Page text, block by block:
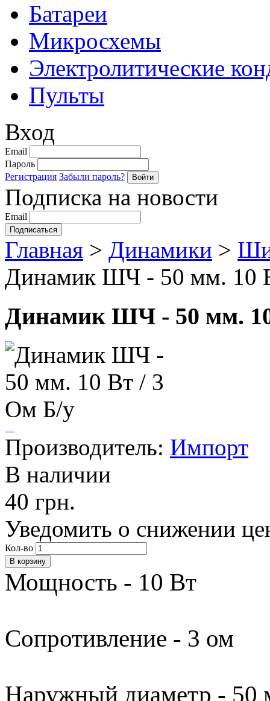
Батареи
Микросхемы
Электролитические
Пульты
Вход
Email
Пароль
Регистрация Забыли пароль?
Подписка на новости
Email
Главная > Динамики >
Динамик ШЧ - 50 мм. 10
Динамик ШЧ - 50 мм.
Производитель: Импорт
В наличии
40 грн.
Уведомить о снижении
Кол-во
Мощность - 10 Вт
Сопротивление - 3 ом
Наружный диаметр - 50